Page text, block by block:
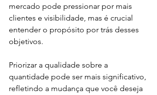
mercado pode pressionar por mais
clientes e visibilidade, mas é crucial
entender o propósito por trás desses
objetivos.
Priorizar a qualidade sobre a
quantidade pode ser mais significativo,
refletindo a mudança que você deseja